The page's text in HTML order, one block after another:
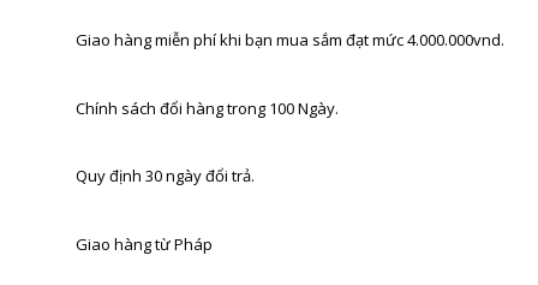
Giao hàng miễn phí khi bạn mua sắm đạt mức 4.000.000vnd.
Chính sách đổi hàng trong 100 Ngày.
Quy định 30 ngày đổi trả.
Giao hàng từ Pháp